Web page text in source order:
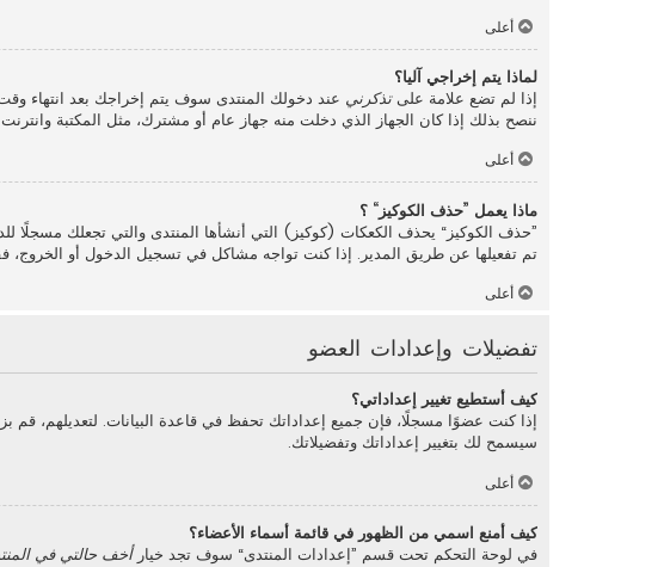
أعلى
لماذا يتم إخراجي آليا؟
إذا لم تضع علامة علىتذكرني عند دخولك المنتدى سوف يتم إخراجك بعد
ننصح بذلك إذا كان الجهاز الذي دخلت منه جهاز عام أو مشترك، مثل المكتبة
أعلى
ماذا يعمل ”حذف الكوكيز“ ؟
”حذف الكوكيز“ يحذف الكعكات (كوكيز) التي أنشأها المنتدى والتي تجعلك مسجلًا
تم تفعيلها عن طريق المدير. إذا كنت تواجه مشاكل في تسجيل الدخول أو
أعلى
تفضيلات وإعدادات العضو
كيف أستطيع تغيير إعداداتي؟
إذا كنت عضوًا مسجلًا، فإن جميع إعداداتك تحفظ في قاعدة البيانات. لتعديلهم،
سيسمح لك بتغيير إعداداتك وتفضيلاتك.
أعلى
كيف أمنع اسمي من الظهور في قائمة أسماء الأعضاء؟
في لوحة التحكم تحت قسم ”إعدادات المنتدى“ سوف تجد خيارأخف حالتي في